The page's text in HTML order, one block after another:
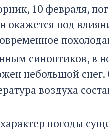
10 февраля,
окажется под
синоптиков, в
небольшой снег.
воздуха
погоды